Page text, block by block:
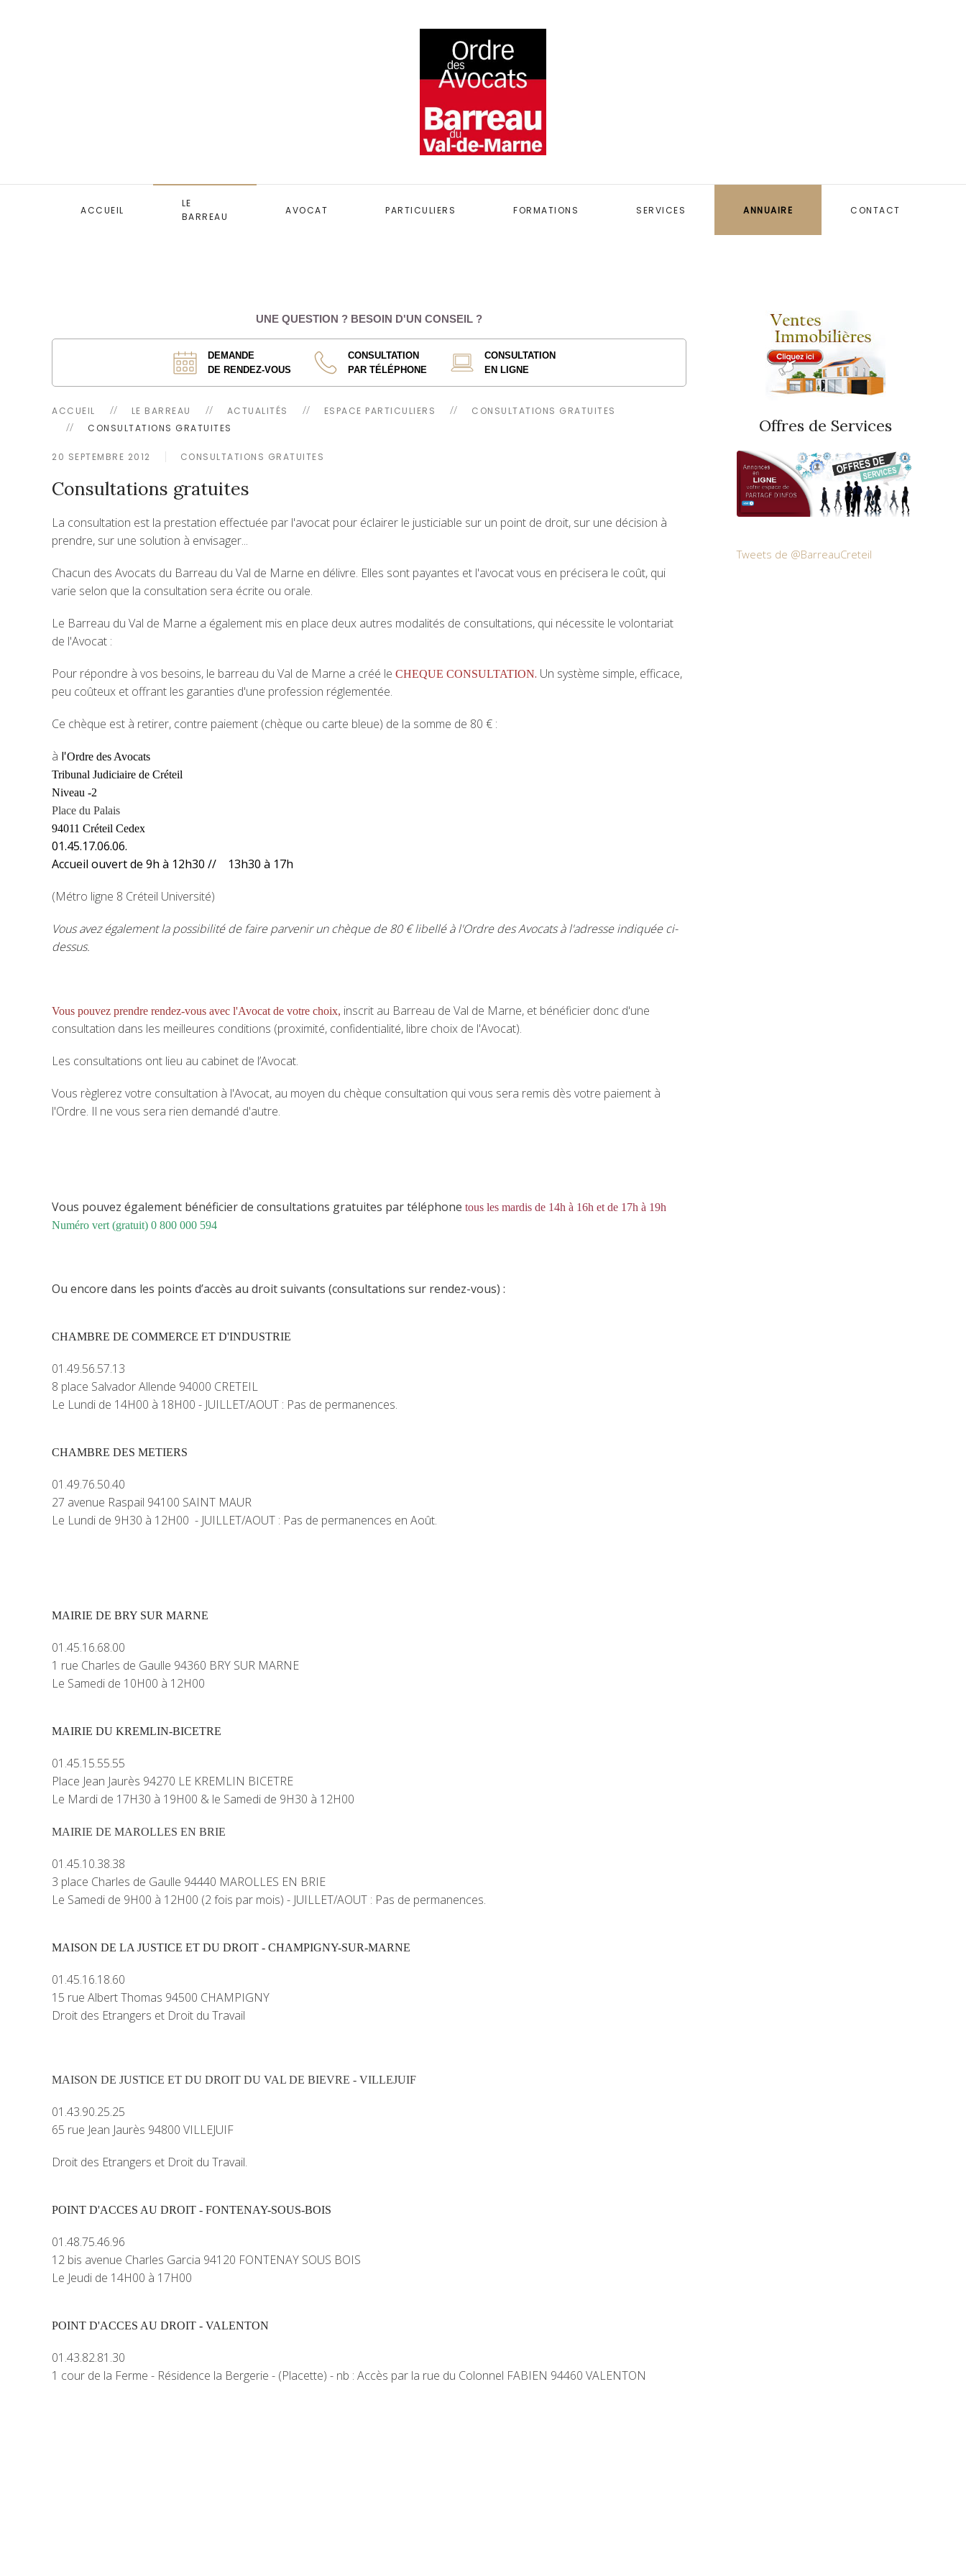
ACCUEIL
LE
BARREAU
AVOCAT PARTICULIERS FORMATIONS SERVICES ANNUAIRE CONTACT
UNE QUESTION ? BESOIN D'UN CONSEIL ?
DEMANDE
DE RENDEZ-VOUS
CONSULTATION
PAR TÉLÉPHONE
CONSULTATION
EN LIGNE
ACCUEIL LE BARREAU ACTUALITÉS ESPACE PARTICULIERS
CONSULTATIONS GRATUITES
CONSULTATIONS GRATUITES
20 SEPTEMBRE 2012 CONSULTATIONS GRATUITES
Consultations gratuites
La consultation est la prestation effectuée par l'avocat pour éclairer le justiciable sur un point de droit, sur une décision à
prendre, sur une solution à envisager...
Chacun des Avocats du Barreau du Val de Marne en délivre. Elles sont payantes et l'avocat vous en précisera le coût, qui
varie selon que la consultation sera écrite ou orale.
Le Barreau du Val de Marne a également mis en place deux autres modalités de consultations, qui nécessite le volontariat
de l'Avocat :
Pour répondre à vos besoins, le barreau du Val de Marne a créé le CHEQUE CONSULTATION. Un système simple, efficace,
peu coûteux et offrant les garanties d'une profession réglementée.
Ce chèque est à retirer, contre paiement (chèque ou carte bleue) de la somme de 80 € :
à l'Ordre des Avocats
Tribunal Judiciaire de Créteil
Niveau -2
Place du Palais
94011 Créteil Cedex
01.45.17.06.06.
Accueil ouvert de 9h à 12h30 // 13h30 à 17h
(Métro ligne 8 Créteil Université)
Vous avez également la possibilité de faire parvenir un chèque de 80 € libellé à l'Ordre des Avocats à l'adresse indiquée ci-
dessus.
Vous pouvez prendre rendez-vous avec l'Avocat de votre choix, inscrit au Barreau de Val de Marne, et bénéficier donc d'une
consultation dans les meilleures conditions (proximité, confidentialité, libre choix de l'Avocat).
Les consultations ont lieu au cabinet de l’Avocat.
Vous règlerez votre consultation à l'Avocat, au moyen du chèque consultation qui vous sera remis dès votre paiement à
l'Ordre. Il ne vous sera rien demandé d'autre.
Vous pouvez également bénéficier de consultations gratuites par téléphone tous les mardis de 14h à 16h et de 17h à 19h
Numéro vert (gratuit) 0 800 000 594
Ou encore dans les points d’accès au droit suivants (consultations sur rendez-vous) :
CHAMBRE DE COMMERCE ET D'INDUSTRIE
01.49.56.57.13
8 place Salvador Allende 94000 CRETEIL
Le Lundi de 14H00 à 18H00 - JUILLET/AOUT : Pas de permanences.
CHAMBRE DES METIERS
01.49.76.50.40
27 avenue Raspail 94100 SAINT MAUR
Le Lundi de 9H30 à 12H00 - JUILLET/AOUT : Pas de permanences en Août.
MAIRIE DE BRY SUR MARNE
01.45.16.68.00
1 rue Charles de Gaulle 94360 BRY SUR MARNE
Le Samedi de 10H00 à 12H00
MAIRIE DU KREMLIN-BICETRE
01.45.15.55.55
Place Jean Jaurès 94270 LE KREMLIN BICETRE
Le Mardi de 17H30 à 19H00 & le Samedi de 9H30 à 12H00
MAIRIE DE MAROLLES EN BRIE
01.45.10.38.38
3 place Charles de Gaulle 94440 MAROLLES EN BRIE
Le Samedi de 9H00 à 12H00 (2 fois par mois) - JUILLET/AOUT : Pas de permanences.
MAISON DE LA JUSTICE ET DU DROIT - CHAMPIGNY-SUR-MARNE
01.45.16.18.60
15 rue Albert Thomas 94500 CHAMPIGNY
Droit des Etrangers et Droit du Travail
MAISON DE JUSTICE ET DU DROIT DU VAL DE BIEVRE - VILLEJUIF
01.43.90.25.25
65 rue Jean Jaurès 94800 VILLEJUIF
Droit des Etrangers et Droit du Travail.
POINT D'ACCES AU DROIT - FONTENAY-SOUS-BOIS
01.48.75.46.96
12 bis avenue Charles Garcia 94120 FONTENAY SOUS BOIS
Le Jeudi de 14H00 à 17H00
POINT D'ACCES AU DROIT - VALENTON
01.43.82.81.30
1 cour de la Ferme - Résidence la Bergerie - (Placette) - nb : Accès par la rue du Colonnel FABIEN 94460 VALENTON
Offres de Services
Tweets de @BarreauCreteil